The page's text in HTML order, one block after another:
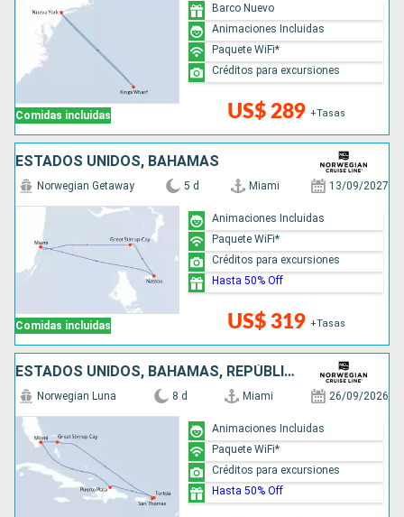
Comidas incluidas US$ 289 +Tasas
Barco Nuevo
Animaciones Incluidas
Paquete WiFi*
Créditos para excursiones
ESTADOS UNIDOS, BAHAMAS
Comidas incluidas
Norwegian Getaway 5 d Miami 13/09/2027
US$ 319 +Tasas
Animaciones Incluidas
Paquete WiFi*
Créditos para excursiones
Hasta 50% Off
ESTADOS UNIDOS, BAHAMAS, REPÚBLICA DOMINICANA
Norwegian Luna 8 d Miami 26/09/2026
Animaciones Incluidas
Paquete WiFi*
Créditos para excursiones
Hasta 50% Off